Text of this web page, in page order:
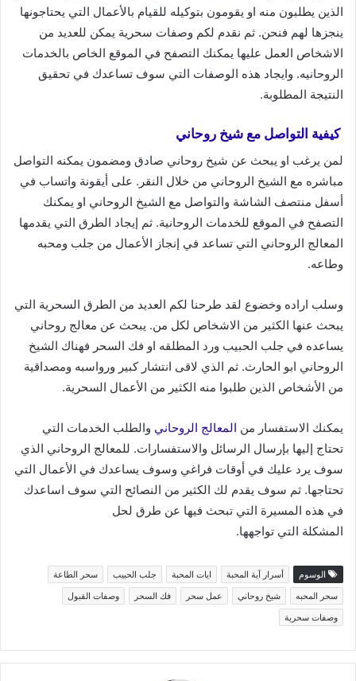
الذين يطلبون منه او يقومون بتوكيله للقيام بالأعمال التي يحتاجونها
ينجزها لهم فنحن. ثم نقدم لكم وصفات سحرية يمكن للعديد من
الاشخاص العمل عليها يمكنك التصفح في الموقع الخاص بالخدمات
الروحانيه. وايجاد هذه الوصفات التي سوف تساعدك في تحقيق
النتيجة المطلوبة.
كيفية التواصل مع شيخ روحاني
لمن يرغب او يبحث عن شيخ روحاني صادق ومضمون يمكنه التواصل
مباشره مع الشيخ الروحاني من خلال النقر. على أيقونة واتساب في
أسفل منتصف الشاشة والتواصل مع الشيخ الروحاني او يمكنك
التصفح في الموقع للخدمات الروحانية. ثم إيجاد الطرق التي يقدمها
المعالج الروحاني التي تساعد في إنجاز الأعمال من جلب ومحبه
وطاعه.
وسلب اراده وخضوع لقد طرحنا لكم العديد من الطرق السحرية التي
يبحث عنها الكثير من الاشخاص لكل من. يبحث عن معالج روحاني
يساعده في جلب الحبيب ورد المطلقه او فك السحر فهناك الشيخ
الروحاني ابو الحارث. ثم الذي لاقى انتشار كبير ورواسبه ومصداقية
من الأشخاص الذين طلبوا منه الكثير من الأعمال السحرية.
يمكنك الاستفسار من المعالج الروحاني والطلب الخدمات التي
تحتاج إليها بإرسال الرسائل والاستفسارات. للمعالج الروحاني الذي
سوف يرد عليك في أوقات فراغي وسوف يساعدك في الأعمال التي
تحتاجها. ثم سوف يقدم لك الكثير من النصائح التي سوف اساعدك
في هذه المسيرة التي تبحث فيها عن طرق لحل
المشكلة التي تواجهها.
الوسوم أسرار آية المحبة ايات المحبة جلب الحبيب
سحر الطاعة
سحر المحبه
شيخ روحاني عمل سحر فك السحر
وصفات القبول
وصفات سحرية